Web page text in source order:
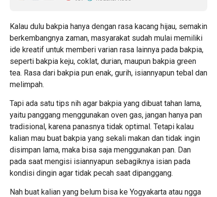
Kalau dulu bakpia hanya dengan rasa kacang hijau, semakin
berkembangnya zaman, masyarakat sudah mulai memiliki
ide kreatif untuk memberi varian rasa lainnya pada bakpia,
seperti bakpia keju, coklat, durian, maupun bakpia green
tea. Rasa dari bakpia pun enak, gurih, isiannyapun tebal dan
melimpah.
Tapi ada satu tips nih agar bakpia yang dibuat tahan lama,
yaitu panggang menggunakan oven gas, jangan hanya pan
tradisional, karena panasnya tidak optimal. Tetapi kalau
kalian mau buat bakpia yang sekali makan dan tidak ingin
disimpan lama, maka bisa saja menggunakan pan. Dan
pada saat mengisi isiannyapun sebagiknya isian pada
kondisi dingin agar tidak pecah saat dipanggang.
Nah buat kalian yang belum bisa ke Yogyakarta atau ngga